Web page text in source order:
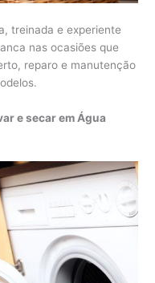
treinada e experiente
nas ocasiões que
reparo e manutenção
e secar em Água